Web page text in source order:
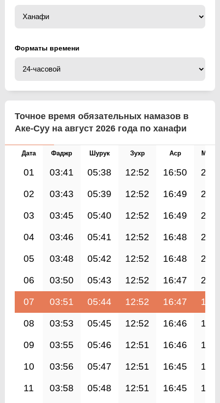
Форматы времени
Точное время обязательных намазов в
Аке-Суу на август 2026 года по ханафи
Дата Фаджр Шурук Зухр Аср
01 03:41 05:38 12:52 16:50
02 03:43 05:39 12:52 16:49
03 03:45 05:40 12:52 16:49
04 03:46 05:41 12:52 16:48
05 03:48 05:42 12:52 16:48
06 03:50 05:43 12:52 16:47
07 03:51 05:44 12:52 16:47
08 03:53 05:45 12:52 16:46
09 03:55 05:46 12:51 16:46
10 03:56 05:47 12:51 16:45
11 03:58 05:48 12:51 16:45